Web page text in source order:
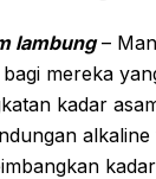
lambung–
mereka
kadar